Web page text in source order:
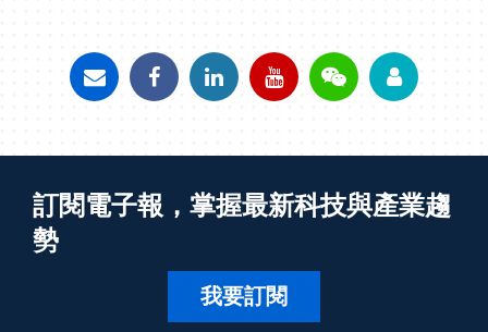
訂閱電子報，掌握最新科技與產業趨
勢
我要訂閱